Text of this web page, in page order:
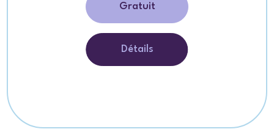
Gratuit
Détails